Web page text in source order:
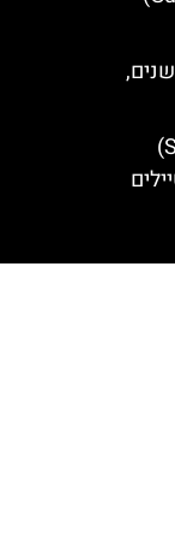
ארמון ספונזה (Sponza Palace)